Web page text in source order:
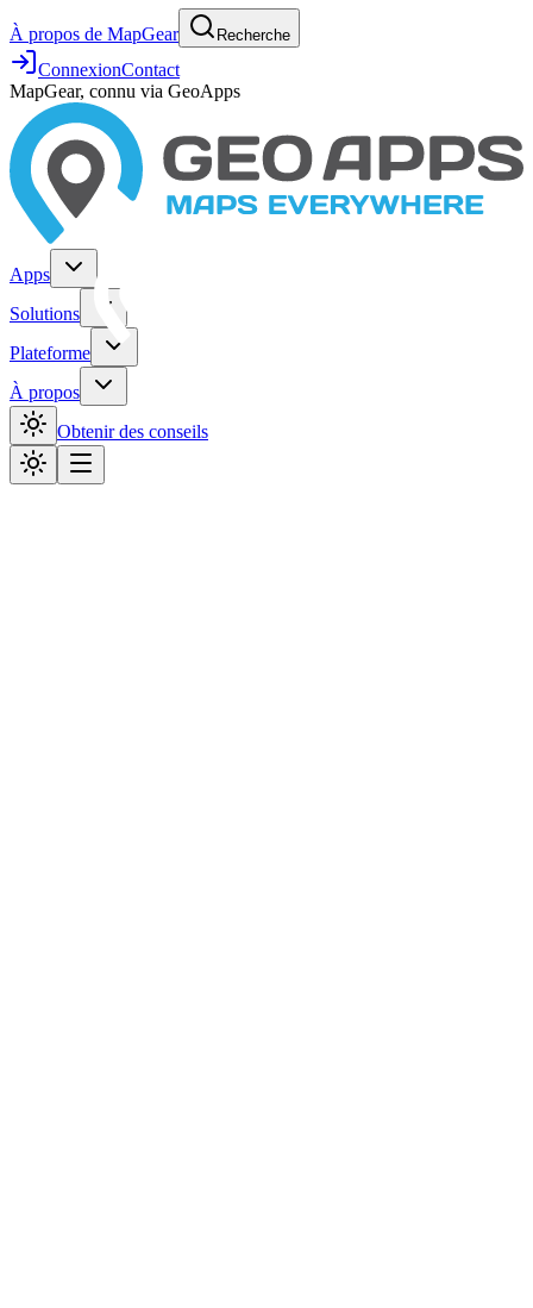
À propos de MapGear Recherche
ConnexionContact
MapGear, connu via GeoApps
Apps
Solutions
Plateforme
À propos
Obtenir des conseils